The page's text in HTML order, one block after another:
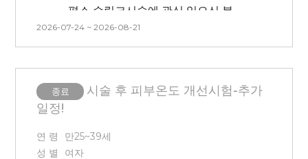
평소 슈링크시술에 관심 있으신 분
- 안면부(half)에 시술이 진행되며 마취
후 시술 진행됩니다. (방문 첫날만
(**안면부 좌우 중 시술 부위를 대상자
본인이 선택할 수 없습니다.
적용에 따른 효과를 확인하는
시험이므로 시술 후 후 처지(진정, 관리
2026-07-24 ~ 2026-08-21
종료
시술 후 피부온도 개선시험-추가
일정!
연 령
만25~39세
성 별
여자